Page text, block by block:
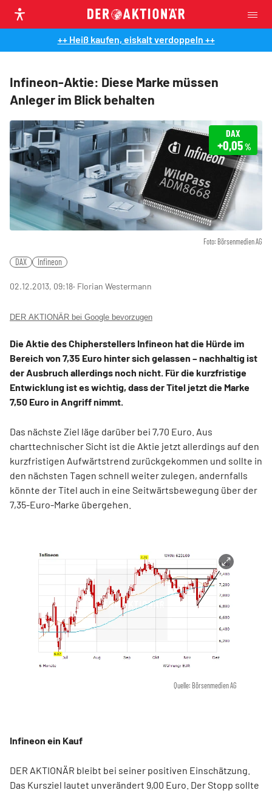
++ Heiß kaufen, eiskalt verdoppeln ++
Infineon-Aktie: Diese Marke müssen
Anleger im Blick behalten
Foto: Börsenmedien AG
DAX
+0,05%
DAX Infineon
02.12.2013, 09:18‧ Florian Westermann
DER AKTIONÄR bei Google bevorzugen
Die Aktie des Chipherstellers Infineon hat die Hürde im
Bereich von 7,35 Euro hinter sich gelassen – nachhaltig ist
der Ausbruch allerdings noch nicht. Für die kurzfristige
Entwicklung ist es wichtig, dass der Titel jetzt die Marke
7,50 Euro in Angriff nimmt.
Das nächste Ziel läge darüber bei 7,70 Euro. Aus
charttechnischer Sicht ist die Aktie jetzt allerdings auf den
kurzfristigen Aufwärtstrend zurückgekommen und sollte in
den nächsten Tagen schnell weiter zulegen, andernfalls
könnte der Titel auch in eine Seitwärtsbewegung über der
7,35-Euro-Marke übergehen.
Quelle: Börsenmedien AG
Infineon ein Kauf
DER AKTIONÄR bleibt bei seiner positiven Einschätzung.
Das Kursziel lautet unverändert 9,00 Euro. Der Stopp sollte